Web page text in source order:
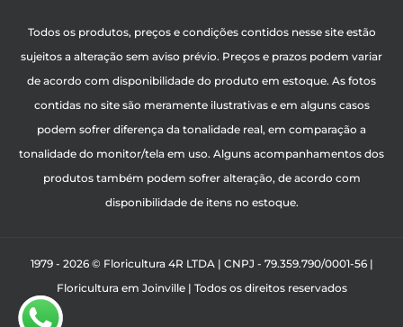
Todos os produtos, preços e condições contidos nesse site estão
sujeitos a alteração sem aviso prévio. Preços e prazos podem variar
de acordo com disponibilidade do produto em estoque. As fotos
contidas no site são meramente ilustrativas e em alguns casos
podem sofrer diferença da tonalidade real, em comparação a
tonalidade do monitor/tela em uso. Alguns acompanhamentos dos
produtos também podem sofrer alteração, de acordo com
disponibilidade de itens no estoque.
1979 - 2026 © Floricultura 4R LTDA | CNPJ - 79.359.790/0001-56 |
Floricultura em Joinville | Todos os direitos reservados